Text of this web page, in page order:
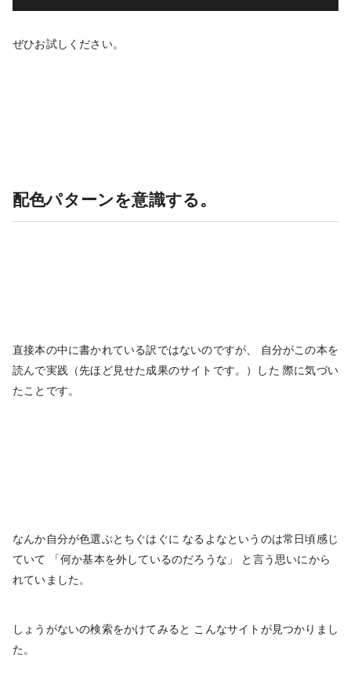
ぜひお試しください。
配色パターンを意識する。
直接本の中に書かれている訳ではないのですが、 自分がこの本を
読んで実践（先ほど見せた成果のサイトです。）した 際に気づい
たことです。
なんか自分が色選ぶとちぐはぐに なるよなというのは常日頃感じ
ていて 「何か基本を外しているのだろうな」 と言う思いにから
れていました。
しょうがないの検索をかけてみると こんなサイトが見つかりまし
た。